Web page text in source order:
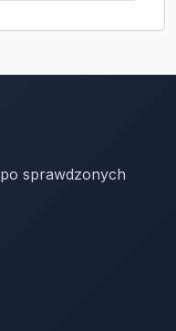
sprawdzonych